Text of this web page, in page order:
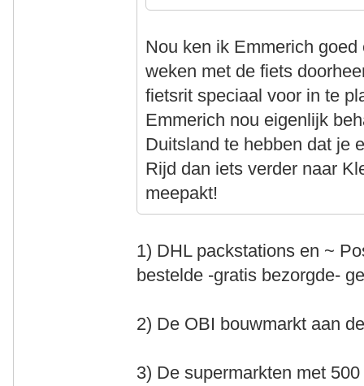
Nou ken ik Emmerich
weken met de fiets
fietsrit speciaal voor in te
Emmerich nou eigenlijk
Duitsland te hebben dat je
Rijd dan iets verder naar
meepakt!
1) DHL packstations en ~
bestelde -gratis bezorgde-
2) De OBI bouwmarkt aan
3) De supermarkten met